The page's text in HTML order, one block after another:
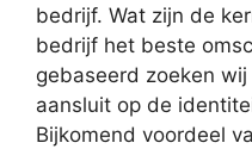
bedrijf. Wat zijn de
bedrijf het beste
gebaseerd zoeken
aansluit op de
Bijkomend voordeel